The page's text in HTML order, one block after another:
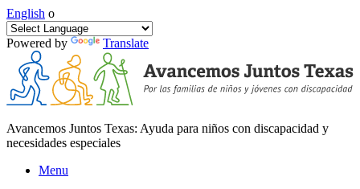
English o
Powered by Translate
Avancemos Juntos Texas: Ayuda para niños con discapacidad y
necesidades especiales
Menu